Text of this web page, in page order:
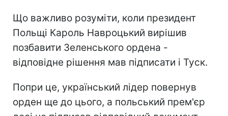
Що важливо розуміти, коли президент
Польщі Кароль Навроцький вирішив
позбавити Зеленського ордена -
відповідне рішення мав підписати і Туск.
Попри це, український лідер повернув
орден ще до цього, а польський прем'єр